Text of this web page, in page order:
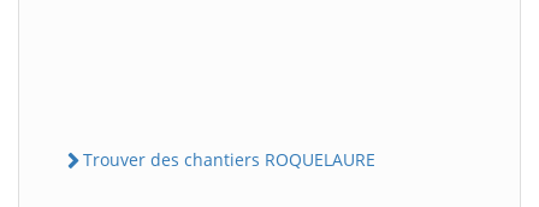
Trouver des chantiers ROQUELAURE